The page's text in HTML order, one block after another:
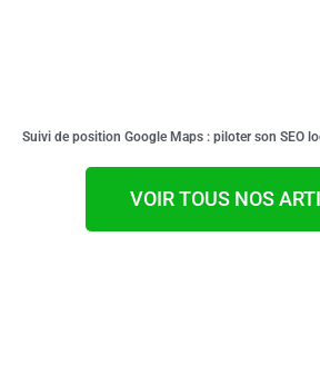
Suivi de position Google Maps : piloter son SEO
VOIR TOUS NOS